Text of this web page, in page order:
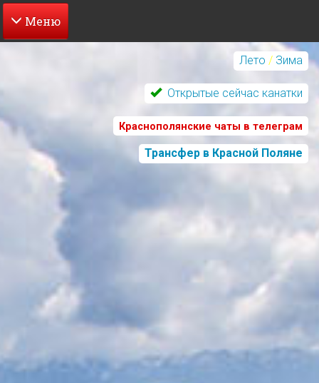
Перейти
содержанию
Лето / Зима
Открытые сейчас канатки
Краснополянские чаты в телеграм
Трансфер в Красной Поляне